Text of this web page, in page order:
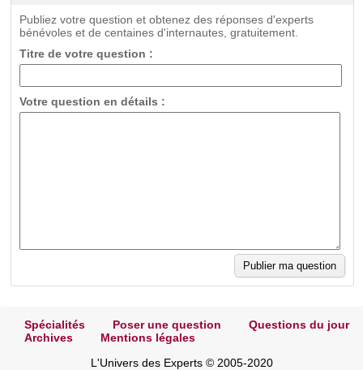
Publiez votre question et obtenez des réponses d'experts
bénévoles et de centaines d'internautes, gratuitement.
Titre de votre question :
Votre question en détails :
Spécialités Poser une question
Questions du jour
Archives
Mentions légales
L'Univers des Experts © 2005-2020